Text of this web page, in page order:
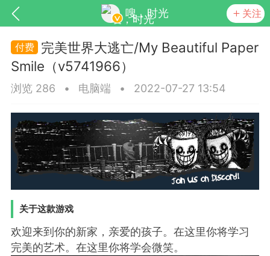
嗖，时光 关注
基于wordpress开发 你所看见
更新 商城 视频
完美世界大逃亡/My Beautiful Paper
Smile（v5741966）
浏览 286 • 电脑端 • 2022-07-27 13:54
关于这款游戏
欢迎来到你的新家，亲爱的孩子。在这里你将学习
完美的艺术。在这里你将学会微笑。